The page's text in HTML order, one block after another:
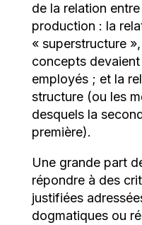
de la relation
production : la
« superstructure
concepts
employés ; et la
structure (ou les
desquels la
première).
Une grande part
répondre à des
justifiées
dogmatiques ou